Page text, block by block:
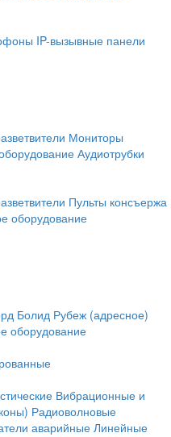
IP-вызывные панели
Мониторы
Аудиотрубки
Пульты консъержа
оборудование
Болид Рубеж (адресное)
оборудование
Вибрационные и
Радиоволновые
аварийные Линейные